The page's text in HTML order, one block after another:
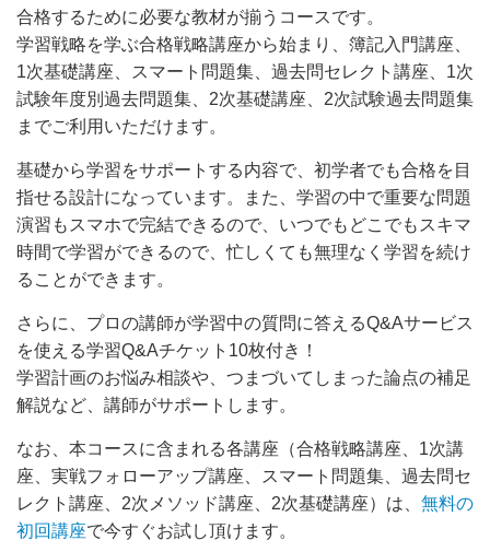
合格するために必要な教材が揃うコースです。
学習戦略を学ぶ合格戦略講座から始まり、簿記入門講座、
1次基礎講座、スマート問題集、過去問セレクト講座、1次
試験年度別過去問題集、2次基礎講座、2次試験過去問題集
までご利用いただけます。
基礎から学習をサポートする内容で、初学者でも合格を目
指せる設計になっています。また、学習の中で重要な問題
演習もスマホで完結できるので、いつでもどこでもスキマ
時間で学習ができるので、忙しくても無理なく学習を続け
ることができます。
さらに、プロの講師が学習中の質問に答えるQ&Aサービス
を使える学習Q&Aチケット10枚付き！
学習計画のお悩み相談や、つまづいてしまった論点の補足
解説など、講師がサポートします。
なお、本コースに含まれる各講座（合格戦略講座、1次講
座、実戦フォローアップ講座、スマート問題集、過去問セ
レクト講座、2次メソッド講座、2次基礎講座）は、 無料の
初回講座で今すぐお試し頂けます。